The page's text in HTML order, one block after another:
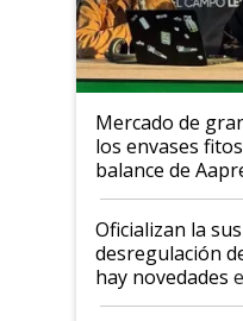
Mercado de
los envases
balance de
Oficializan la
desregulación
hay novedades
la hidrovía